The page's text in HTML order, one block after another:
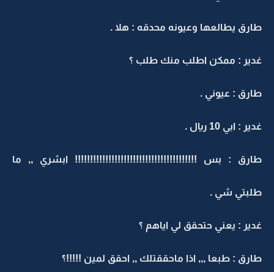
طارق يطالعها وعيونه محدقه : هلا .
غدير : ممكن اطلب منك طلب ؟
طارق : عيوني .
غدير : ابي 10 ريال .
طارق : بس !!!!!!!!!!!!!!!!!!!!!!!!!!!!!!!!!!!!!!!! ابشري ,, ما
طلبتي شي .
غدير : يعني حتحقق لي اياهم ؟
طارق : طبعا ,,, اذا ماحققتلك ,, احقق لمين !!!!!؟